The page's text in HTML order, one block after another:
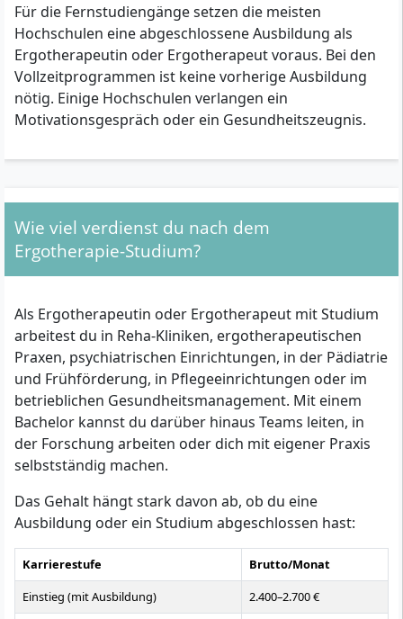
Für die Fernstudiengänge setzen die meisten
Hochschulen eine abgeschlossene Ausbildung als
Ergotherapeutin oder Ergotherapeut voraus. Bei den
Vollzeitprogrammen ist keine vorherige Ausbildung
nötig. Einige Hochschulen verlangen ein
Motivationsgespräch oder ein Gesundheitszeugnis.
Wie viel verdienst du nach dem
Ergotherapie-Studium?
Als Ergotherapeutin oder Ergotherapeut mit Studium
arbeitest du in Reha-Kliniken, ergotherapeutischen
Praxen, psychiatrischen Einrichtungen, in der Pädiatrie
und Frühförderung, in Pflegeeinrichtungen oder im
betrieblichen Gesundheitsmanagement. Mit einem
Bachelor kannst du darüber hinaus Teams leiten, in
der Forschung arbeiten oder dich mit eigener Praxis
selbstständig machen.
Das Gehalt hängt stark davon ab, ob du eine
Ausbildung oder ein Studium abgeschlossen hast:
Karrierestufe
Brutto/Monat
Einstieg (mit Ausbildung)
2.400–2.700 €